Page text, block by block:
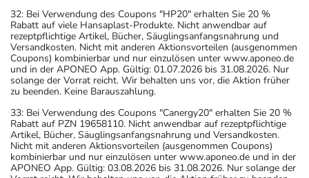
32: Bei Verwendung des Coupons "HP20" erhalten Sie 20 %
Rabatt auf viele Hansaplast-Produkte. Nicht anwendbar auf
rezeptpflichtige Artikel, Bücher, Säuglingsanfangsnahrung und
Versandkosten. Nicht mit anderen Aktionsvorteilen (ausgenommen
Coupons) kombinierbar und nur einzulösen unter www.aponeo.de
und in der APONEO App. Gültig: 01.07.2026 bis 31.08.2026. Nur
solange der Vorrat reicht. Wir behalten uns vor, die Aktion früher
zu beenden. Keine Barauszahlung.
33: Bei Verwendung des Coupons "Canergy20" erhalten Sie 20 %
Rabatt auf PZN 19658110. Nicht anwendbar auf rezeptpflichtige
Artikel, Bücher, Säuglingsanfangsnahrung und Versandkosten.
Nicht mit anderen Aktionsvorteilen (ausgenommen Coupons)
kombinierbar und nur einzulösen unter www.aponeo.de und in der
APONEO App. Gültig: 03.08.2026 bis 31.08.2026. Nur solange der